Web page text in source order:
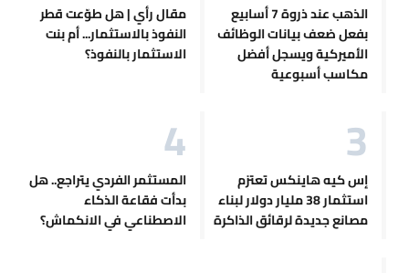
الذهب عند ذروة 7 أسابيع
بفعل ضعف بيانات الوظائف
الأميركية ويسجل أفضل
مكاسب أسبوعية
مقال رأي | هل طوّعت قطر
النفوذ بالاستثمار... أم بنت
الاستثمار بالنفوذ؟
إس كيه هاينكس تعتزم
استثمار 38 مليار دولار لبناء
مصانع جديدة لرقائق الذاكرة
المستثمر الفردي يتراجع.. هل
بدأت فقاعة الذكاء
الاصطناعي في الانكماش؟